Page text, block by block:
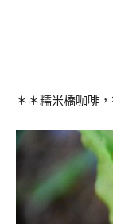
＊＊糯米橋咖啡